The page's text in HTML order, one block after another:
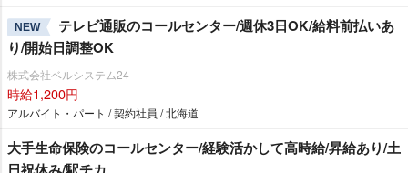
NEW
テレビ通販のコールセンター/週休3日OK/給料前払いあ
り/開始日調整OK
株式会社ベルシステム24
時給1,200円
アルバイト・パート / 契約社員 / 北海道
大手生命保険のコールセンター/経験活かして高時給/昇給あり/土